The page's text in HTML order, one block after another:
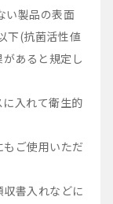
い製品の表面
下(抗菌活性値
あると規定し
入れて衛生的
ご使用いただ
書入れなどに